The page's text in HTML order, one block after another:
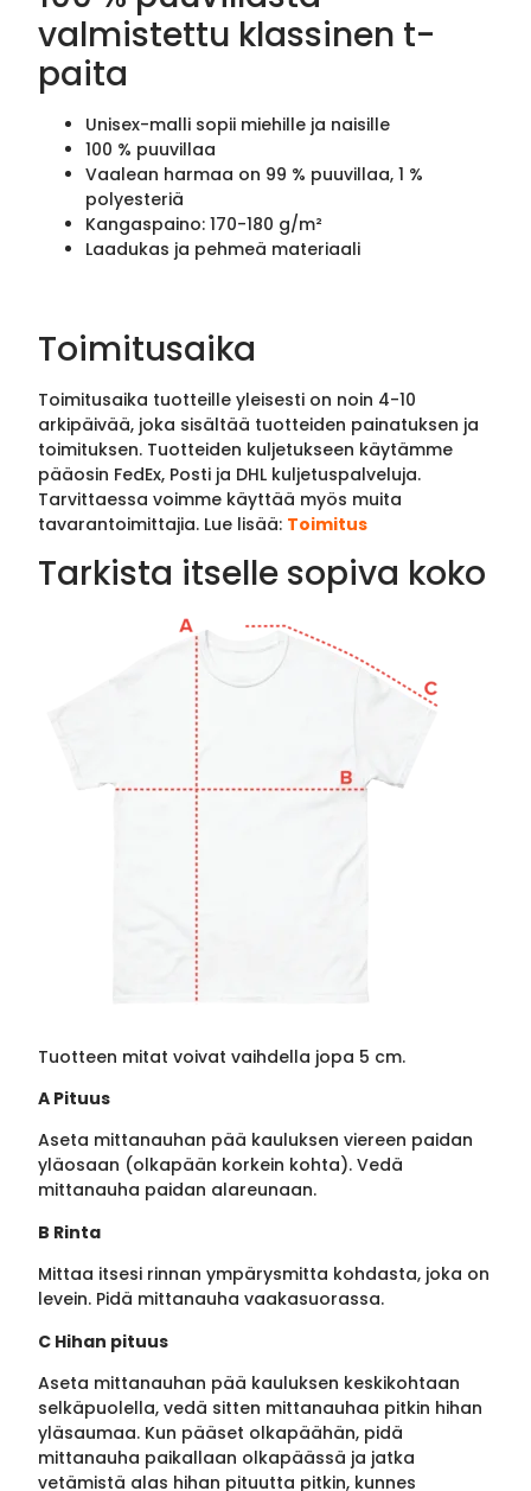
valmistettu klassinen t-
paita
Unisex-malli sopii miehille ja naisille
100 % puuvillaa
Vaalean harmaa on 99 % puuvillaa, 1 %
polyesteriä
Kangaspaino: 170-180 g/m²
Laadukas ja pehmeä materiaali
Toimitusaika
Toimitusaika tuotteille yleisesti on noin 4-10
arkipäivää, joka sisältää tuotteiden painatuksen ja
toimituksen. Tuotteiden kuljetukseen käytämme
pääosin FedEx, Posti ja DHL kuljetuspalveluja.
Tarvittaessa voimme käyttää myös muita
tavarantoimittajia. Lue lisää: Toimitus
Tarkista itselle sopiva koko
Tuotteen mitat voivat vaihdella jopa 5 cm.
A Pituus
Aseta mittanauhan pää kauluksen viereen paidan
yläosaan (olkapään korkein kohta). Vedä
mittanauha paidan alareunaan.
B Rinta
Mittaa itsesi rinnan ympärysmitta kohdasta, joka on
levein. Pidä mittanauha vaakasuorassa.
C Hihan pituus
Aseta mittanauhan pää kauluksen keskikohtaan
selkäpuolella, vedä sitten mittanauhaa pitkin hihan
yläsaumaa. Kun pääset olkapäähän, pidä
mittanauha paikallaan olkapäässä ja jatka
vetämistä alas hihan pituutta pitkin, kunnes